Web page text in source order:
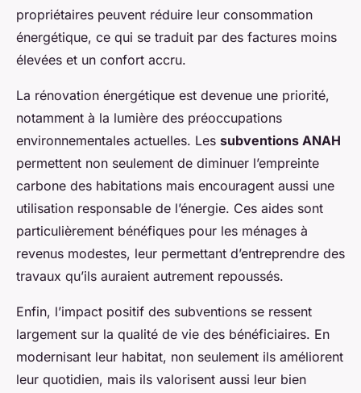
propriétaires peuvent réduire leur consommation
énergétique, ce qui se traduit par des factures moins
élevées et un confort accru.
La rénovation énergétique est devenue une priorité,
notamment à la lumière des préoccupations
environnementales actuelles. Les subventions ANAH
permettent non seulement de diminuer l’empreinte
carbone des habitations mais encouragent aussi une
utilisation responsable de l’énergie. Ces aides sont
particulièrement bénéfiques pour les ménages à
revenus modestes, leur permettant d’entreprendre des
travaux qu’ils auraient autrement repoussés.
Enfin, l’impact positif des subventions se ressent
largement sur la qualité de vie des bénéficiaires. En
modernisant leur habitat, non seulement ils améliorent
leur quotidien, mais ils valorisent aussi leur bien